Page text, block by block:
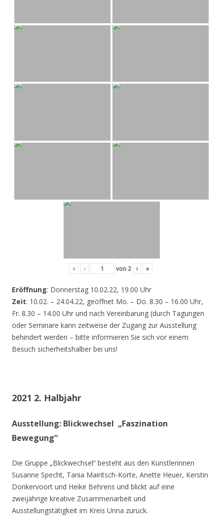
« ‹ von 2 › »
Eröffnung: Donnerstag 10.02.22, 19.00 Uhr
Zeit: 10.02. – 24.04.22, geöffnet Mo. – Do. 8.30 – 16.00 Uhr,
Fr. 8.30 – 14.00 Uhr und nach Vereinbarung (durch Tagungen
oder Seminare kann zeitweise der Zugang zur Ausstellung
behindert werden – bitte informieren Sie sich vor einem
Besuch sicherheitshalber bei uns!
2021 2. Halbjahr
Ausstellung: Blickwechsel „Faszination
Bewegung“
Die Gruppe „Blickwechsel“ besteht aus den Künstlerinnen
Susanne Specht, Tania Mairitsch-Korte, Anette Heuer, Kerstin
Donkervoort und Heike Behrens und blickt auf eine
zweijährige kreative Zusammenarbeit und
Ausstellungstätigkeit im Kreis Unna zurück.